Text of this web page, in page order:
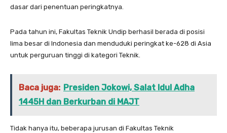
dasar dari penentuan peringkatnya.
Pada tahun ini, Fakultas Teknik Undip berhasil berada di posisi
lima besar di Indonesia dan menduduki peringkat ke-628 di Asia
untuk perguruan tinggi di kategori Teknik.
Baca juga: Presiden Jokowi, Salat Idul Adha
1445H dan Berkurban di MAJT
Tidak hanya itu, beberapa jurusan di Fakultas Teknik